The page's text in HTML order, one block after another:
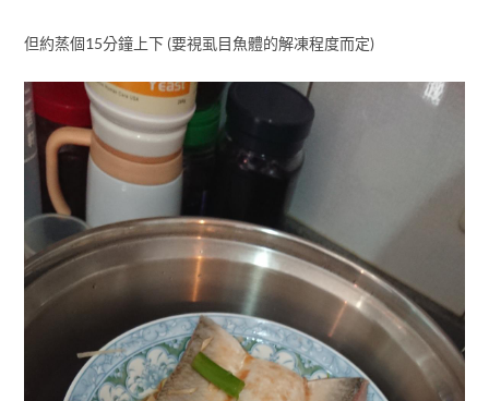
但約蒸個15分鐘上下 (要視虱目魚體的解凍程度而定)